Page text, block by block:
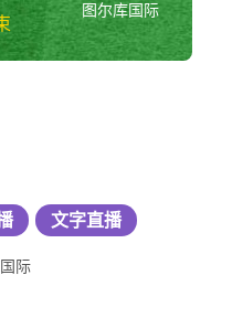
图尔库国际
文字直播
际